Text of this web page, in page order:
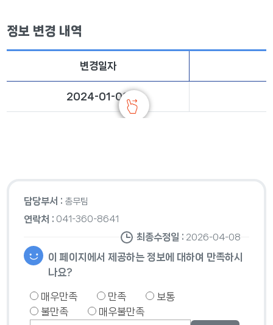
정보 변경 내역
변경일자
2024-01-08
담당부서 : 총무팀
연락처 : 041-360-8641
최종수정일 : 2026-04-08
이 페이지에서 제공하는 정보에 대하여 만족하시
나요?
매우만족 만족
보통
불만족
매우불만족